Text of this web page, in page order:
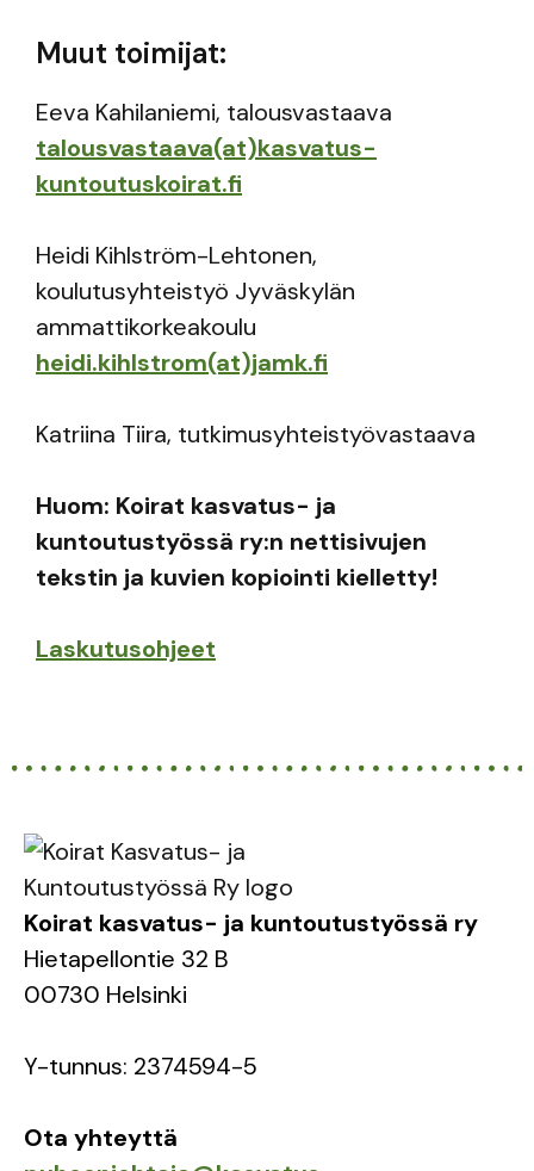
Muut toimijat:
Eeva Kahilaniemi, talousvastaava
talousvastaava(at)kasvatus-
kuntoutuskoirat.fi
Heidi Kihlström-Lehtonen,
koulutusyhteistyö Jyväskylän
ammattikorkeakoulu
heidi.kihlstrom(at)jamk.fi
Katriina Tiira, tutkimusyhteistyövastaava
Huom: Koirat kasvatus- ja
kuntoutustyössä ry:n nettisivujen
tekstin ja kuvien kopiointi kielletty!
Laskutusohjeet
Koirat kasvatus- ja kuntoutustyössä ry
Hietapellontie 32 B
00730 Helsinki
Y-tunnus: 2374594-5
Ota yhteyttä